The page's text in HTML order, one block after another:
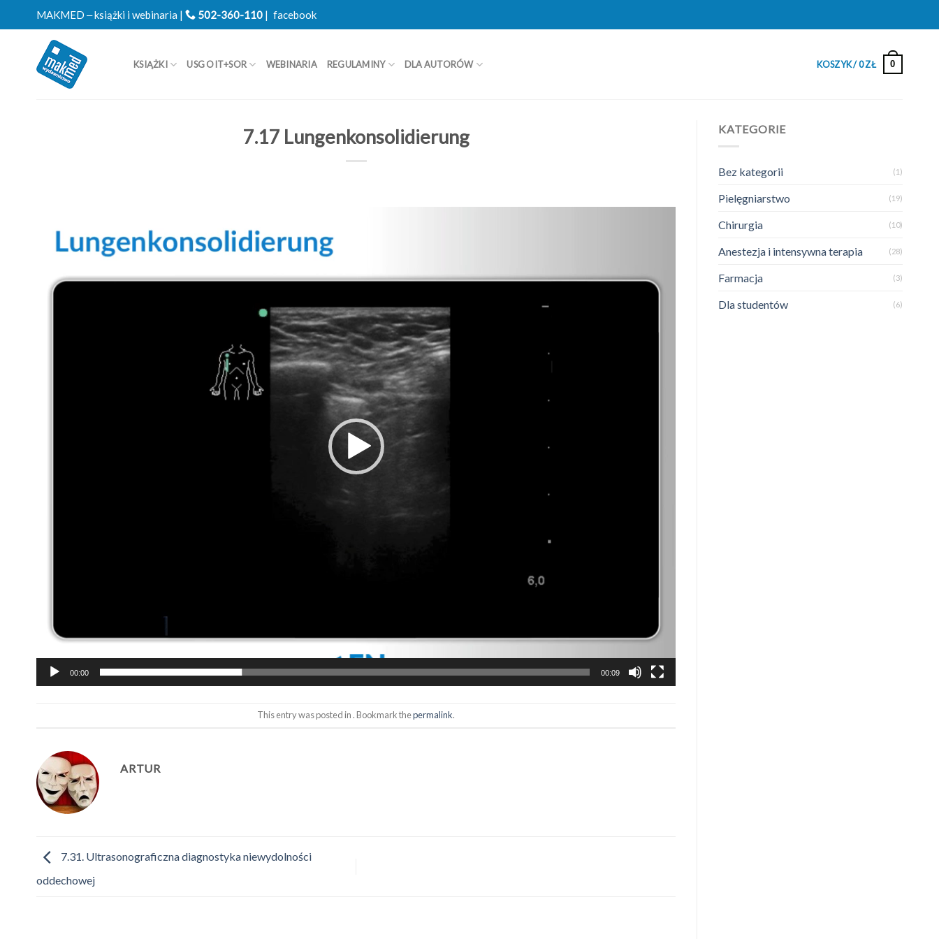
MAKMED ‒ książki i webinaria | 502-360-110 | facebook
KSIĄŻKI USG OIT+SOR WEBINARIA REGULAMINY DLA AUTORÓW KOSZYK /0ZŁ 0
7.17 Lungenkonsolidierung
video
00:00 00:09
This entry was posted in . Bookmark thepermalink.
ARTUR
7.31. Ultrasonograficzna diagnostyka niewydolności
oddechowej
KATEGORIE
Bez kategorii (1)
Pielęgniarstwo (19)
Chirurgia (10)
Anestezja i intensywna terapia (28)
Farmacja (3)
Dla studentów (6)